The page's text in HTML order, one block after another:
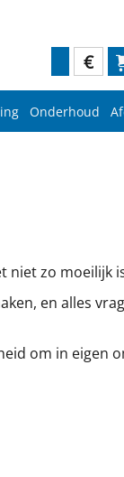
€
Onderhoud
niet zo moeilijk
en alles
om in eigen